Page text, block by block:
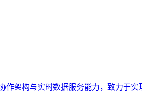
架构与实时数据服务能力，致力于实